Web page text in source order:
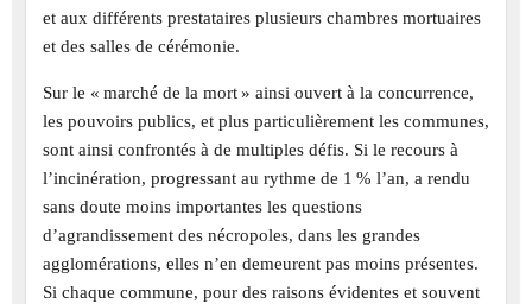
et aux différents prestataires plusieurs chambres mortuaires
et des salles de cérémonie.
Sur le « marché de la mort » ainsi ouvert à la concurrence,
les pouvoirs publics, et plus particulièrement les communes,
sont ainsi confrontés à de multiples défis. Si le recours à
l’incinération, progressant au rythme de 1 % l’an, a rendu
sans doute moins importantes les questions
d’agrandissement des nécropoles, dans les grandes
agglomérations, elles n’en demeurent pas moins présentes.
Si chaque commune, pour des raisons évidentes et souvent